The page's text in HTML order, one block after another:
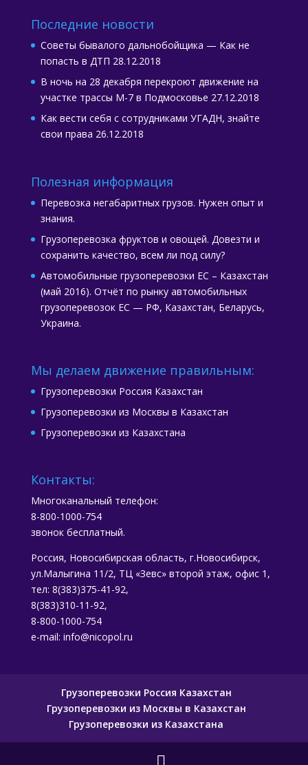
Последние новости
Советы бывалого дальнобойщика — Как не
попасть в ДТП 28.12.2018
В ночь на 28 декабря перекроют движение на
участке трассы М-7 в Подмосковье 27.12.2018
Как вести себя с сотрудниками УГАДН, знайте
свои права 26.12.2018
Полезная информация
Перевозка негабаритных грузов. Нужен опыт и
знания.
Грузоперевозка фруктов и овощей. Довезти и
сохранить качество, всем ли под силу?
Автомобильные грузоперевозки ЕС – Казахстан
(май 2016). Отчёт по рынку автомобильных
грузоперевозок ЕС — РФ, Казахстан, Беларусь,
Украина.
Мы делаем движение правильным:
Грузоперевозки Россия Казахстан
Грузоперевозки из Москвы в Казахстан
Грузоперевозки из Казахстана
Контакты:
Многоканальный телефон:
8-800-1000-754
звонок бесплатный.
Россия, Новосибирская область, г.Новосибирск,
ул.Малыгина 11/2, ТЦ «Зевс» второй этаж, офис 1,
тел: 8(383)375-41-92,
8(383)310-11-92,
8-800-1000-754
e-mail: info@nicopol.ru
Грузоперевозки Россия Казахстан
Грузоперевозки из Москвы в Казахстан
Грузоперевозки из Казахстана